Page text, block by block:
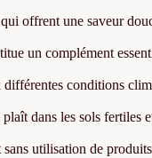
offrent une saveur
un complément
conditions
dans les sols
utilisation de